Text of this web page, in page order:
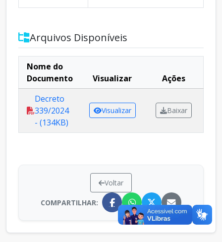
Arquivos Disponíveis
Nome do
Documento
Visualizar
Ações
Decreto
339/2024
- (134KB)
Visualizar Baixar
Voltar
COMPARTILHAR: